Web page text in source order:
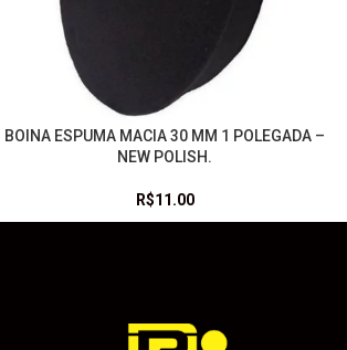
LEIA MAIS
BOINA ESPUMA MACIA 30 MM 1 POLEGADA –
NEW POLISH.
R$11.00